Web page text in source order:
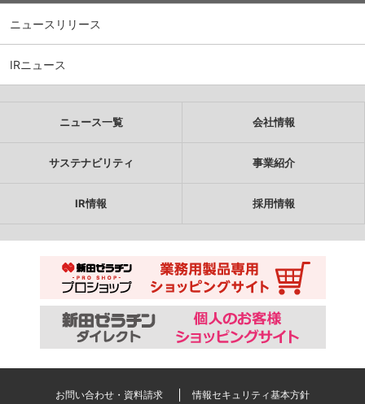
ニュースリリース
IRニュース
ニュース一覧 会社情報
サステナビリティ 事業紹介
IR情報 採用情報
お問い合わせ・資料請求 情報セキュリティ基本方針